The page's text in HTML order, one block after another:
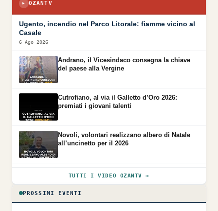
▶ OZANTV
▶
Ugento, incendio nel Parco Litorale: fiamme vicino al
Casale
6 Ago 2026
Andrano, il Vicesindaco consegna la chiave
del paese alla Vergine
Cutrofiano, al via il Galletto d’Oro 2026:
premiati i giovani talenti
Novoli, volontari realizzano albero di Natale
all’uncinetto per il 2026
TUTTI I VIDEO OZANTV →
PROSSIMI EVENTI